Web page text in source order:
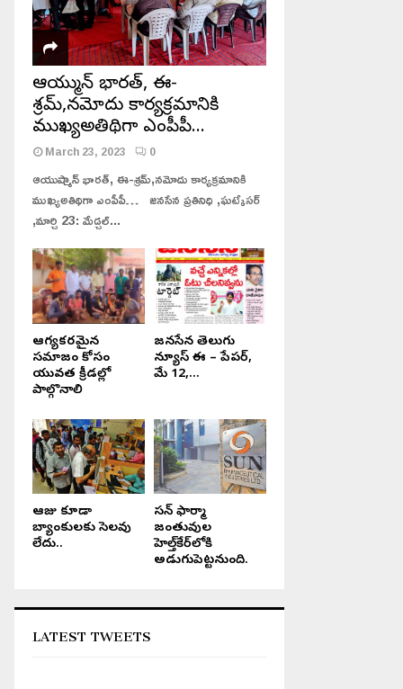
నిరుపేదలను ఆదుకోవటమే నిజమైన
పండుగ..పులిపాటి శ్రీరామమూర్తి ,,
బీజేపీ సీనియర్ నాయకులు…..
జనసేన తెలుగు న్యూస్ పేపర్,
ఆంధ్రప్రదేశ్, మే 12, 2024
ఆయుష్మాన్ భారత్, ఈ-
శ్రమ్,నమోదు కార్యక్రమానికి
ముఖ్యఅతిథిగా ఎంపీపీ…
March 23, 2023 0
ఆయుష్మాన్ భారత్, ఈ-శ్రమ్,నమోదు కార్యక్రమానికి
ముఖ్యఅతిథిగా ఎంపీపీ… జనసేన ప్రతినిధి ,ఘట్కేసర్
,మార్చి 23: మేడ్చల్...
ఆరోగ్యకరమైన
సమాజం కోసం
యువత క్రీడల్లో
పాల్గొనాలి
జనసేన తెలుగు
న్యూస్ ఈ – పేపర్,
మే 12,...
ఆరోజు కూడా
బ్యాంకులకు సెలవు
లేదు..
సన్ ఫార్మా
జంతువుల
హెల్త్‌కేర్‌లోకి
అడుగుపెట్టనుంది.
LATEST TWEETS